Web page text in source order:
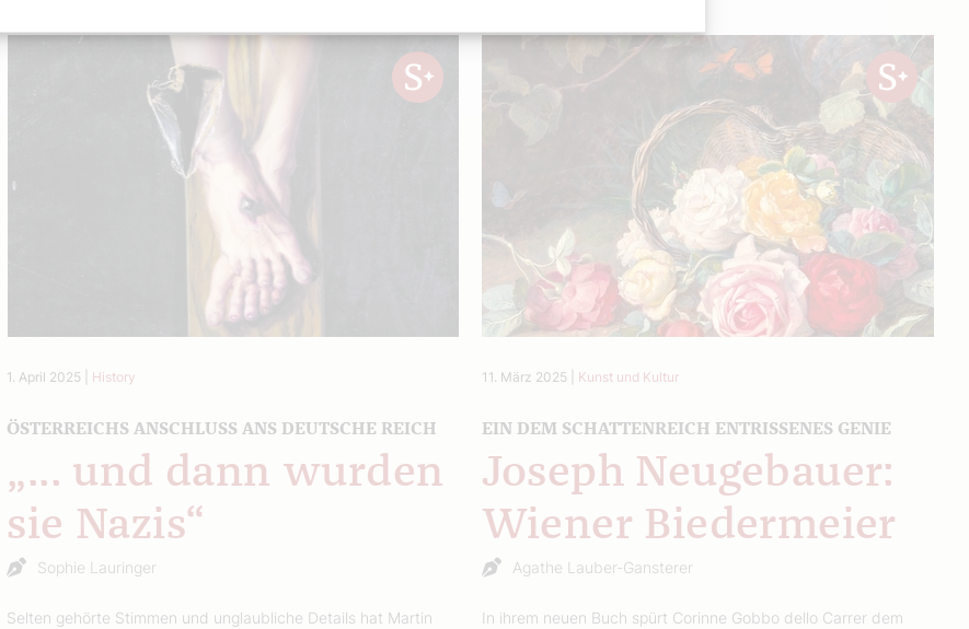
1. April 2025 History
ÖSTERREICHS ANSCHLUSS ANS DEUTSCHE REICH
„... und dann wurden
sie Nazis“
Sophie Lauringer
Selten gehörte Stimmen und unglaubliche Details hat Martin
11. März 2025 Kunst und Kultur
EIN DEM SCHATTENREICH ENTRISSENES GENIE
Joseph Neugebauer:
Wiener Biedermeier
Agathe Lauber-Gansterer
In ihrem neuen Buch spürt Corinne Gobbo dello Carrer dem